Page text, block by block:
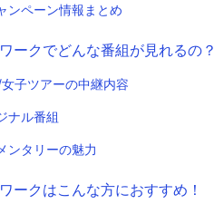
ンペーン情報まとめ
ークでどんな番組が見れるの？
子ツアーの中継内容
ナル番組
ンタリーの魅力
ークはこんな方におすすめ！